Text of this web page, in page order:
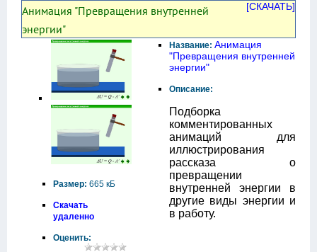
[СКАЧАТЬ]
Анимация "Превращения внутренней
энергии"
Размер: 665 кБ
Скачать
удаленно
Оценить:
Название: Анимация
"Превращения внутренней
энергии"
Описание:
Подборка
комментированных
анимаций для
иллюстрирования
рассказа о
превращении
внутренней энергии в
другие виды энергии и
в работу.